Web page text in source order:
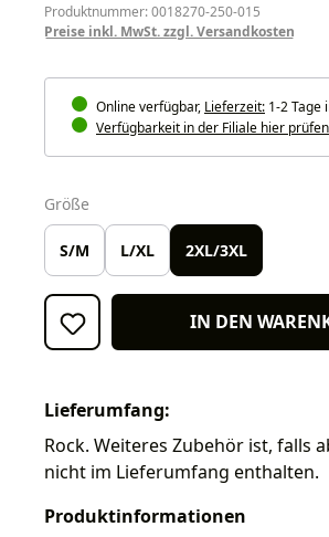
Produktnummer: 0018270-250-015
Preise inkl. MwSt. zzgl. Versandkosten
Online verfügbar, Lieferzeit: 1-2 Tage
Verfügbarkeit in der Filiale hier prüfen
Größe
S/M L/XL 2XL/3XL
IN DEN
Lieferumfang:
Rock. Weiteres Zubehör ist, falls
nicht im Lieferumfang enthalten.
Produktinformationen